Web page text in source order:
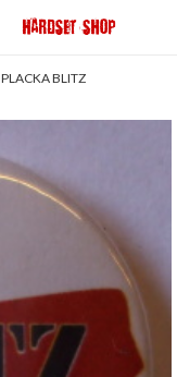
PLACKA BLITZ